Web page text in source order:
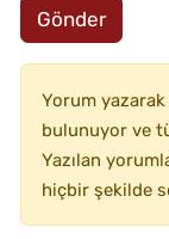
Gönder
Yorum yazarak
bulunuyor ve
Yazılan
hiçbir şekilde